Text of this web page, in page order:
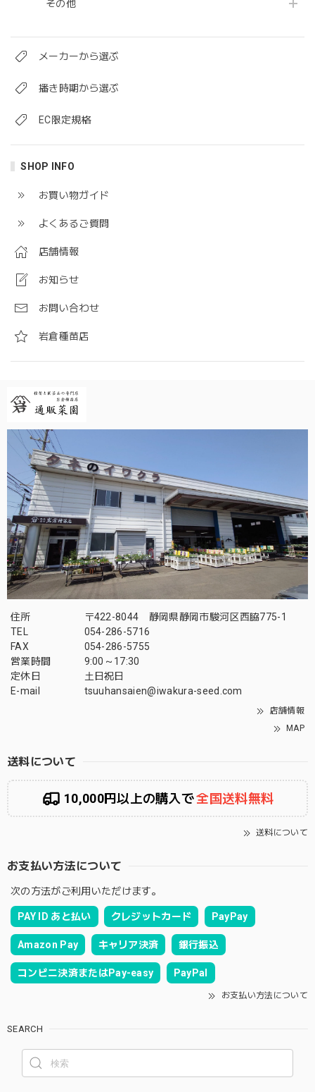
その他
メーカーから選ぶ
播き時期から選ぶ
EC限定規格
SHOP INFO
お買い物ガイド
よくあるご質問
店舗情報
お知らせ
お問い合わせ
岩倉種苗店
住所
〒422-8044 静岡県静岡市駿河区西脇775-1
TEL
054-286-5716
FAX
054-286-5755
営業時間
9:00～17:30
定休日
土日祝日
E-mail
tsuuhansaien@iwakura-seed.com
店舗情報
MAP
送料について
10,000円以上の購入で全国送料無料
送料について
お支払い方法について
次の方法がご利用いただけます。
PAY ID あと払い クレジットカード PayPay
Amazon Pay キャリア決済 銀行振込
コンビニ決済またはPay-easy PayPal
お支払い方法について
SEARCH